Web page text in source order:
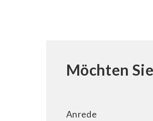
Möchten
Anrede